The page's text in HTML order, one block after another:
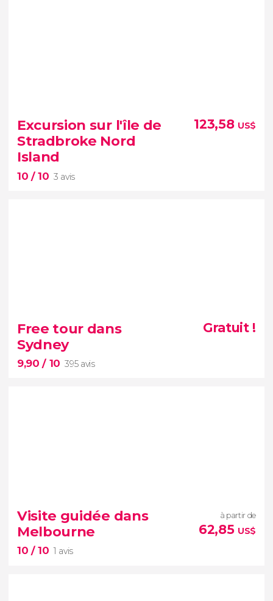
Excursion sur l'île de
Stradbroke Nord
Island
10/ 10 3 avis
123,58 US$
3 avis
Island
sable au monde
Free tour dans
Sydney
9,90/ 10 395 avis
Gratuit !
culture
histoires
légendes
Visite guidée dans
Melbourne
10/ 10 1 avis
à partir de
62,85 US$